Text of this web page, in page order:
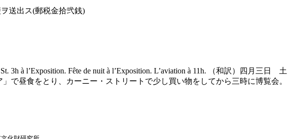
送出ス(郵税金拾弐銭)
St. 3h à l’Exposition. Fête de nuit à l’Exposition. L’aviation à 11h. （和訳）四月三日 土
で昼食をとり、カーニー・ストリートで少し買い物をしてから三時に博覧会。